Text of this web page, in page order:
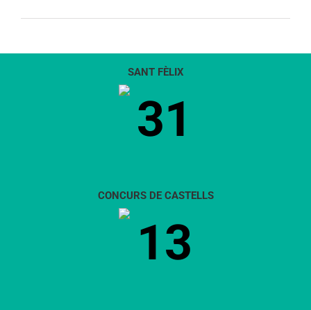
SANT FÈLIX
31
CONCURS DE CASTELLS
13